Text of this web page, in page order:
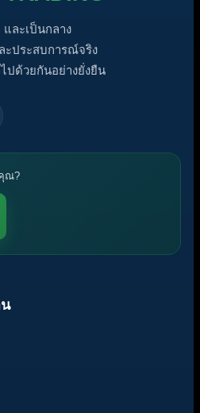
ละเป็นกลาง
ะประสบการณ์จริง
ปด้วยกันอย่างยั่งยืน
ณ?